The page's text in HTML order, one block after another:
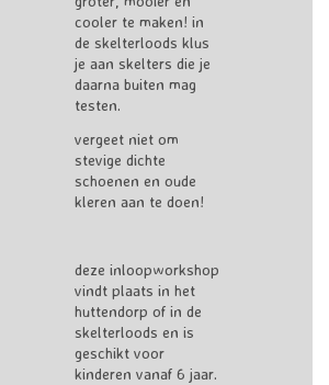
cooler te maken! in
de skelterloods klus
je aan skelters die je
daarna buiten mag
testen.
vergeet niet om
stevige dichte
schoenen en oude
kleren aan te doen!
deze inloopworkshop
vindt plaats in het
huttendorp of in de
skelterloods en is
geschikt voor
kinderen vanaf 6 jaar.